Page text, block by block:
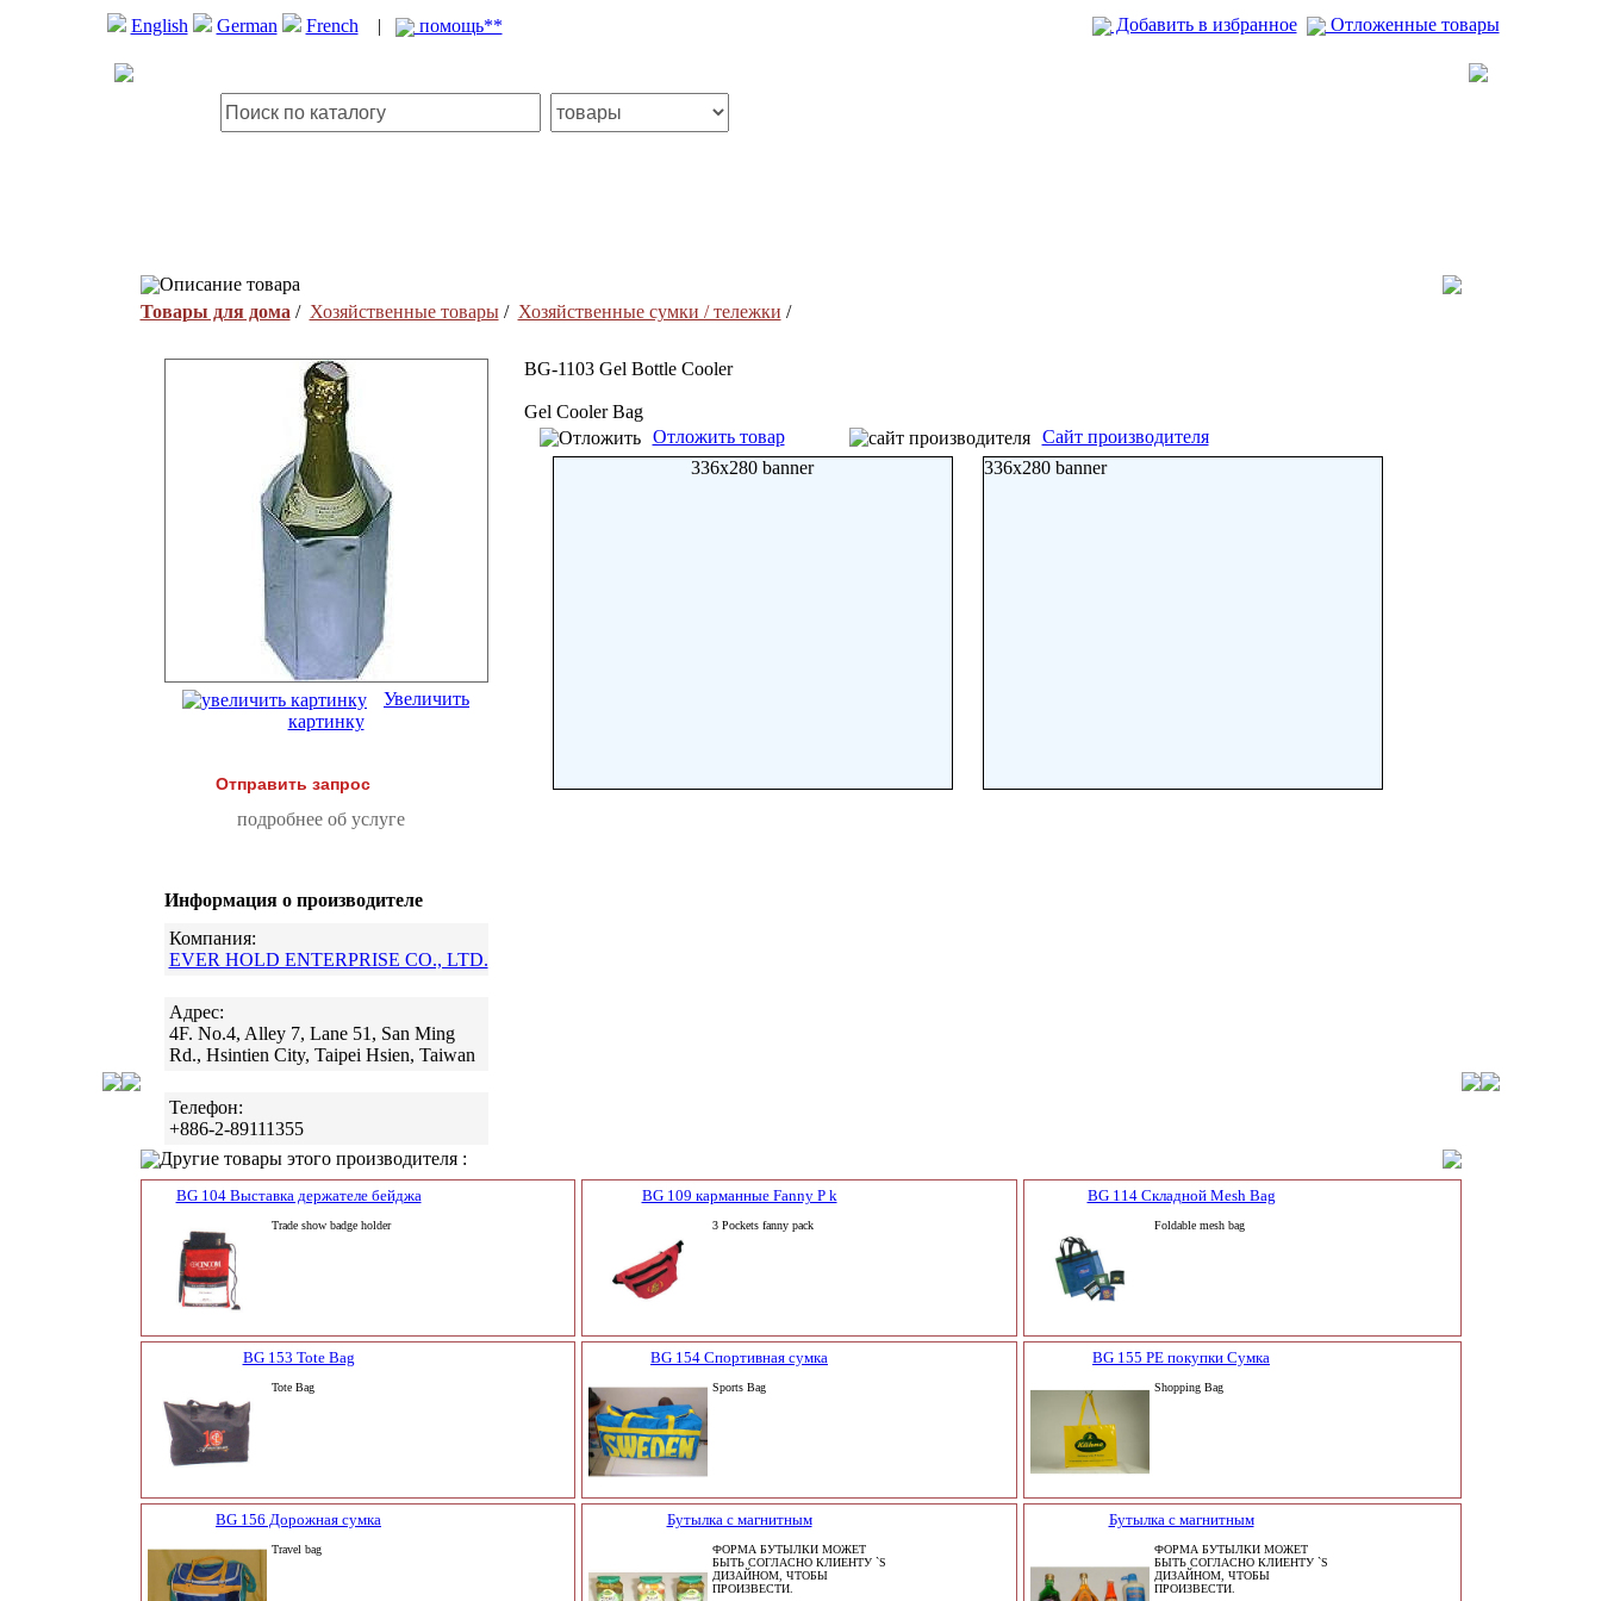
English German French | помощь** Добавить в избранное Отложенные товары
Описание товара
Товары для дома / Хозяйственные товары/ Хозяйственные сумки / тележки /
Увеличить
картинку
Отправить запрос
подробнее об услуге
Информация о производителе
Компания:
EVER HOLD ENTERPRISE CO., LTD.
Адрес:
4F. No.4, Alley 7, Lane 51, San Ming
Rd., Hsintien City, Taipei Hsien, Taiwan
Телефон:
+886-2-89111355
BG-1103 Gel Bottle Cooler
Gel Cooler Bag
Отложить товар
Сайт производителя
336x280 banner
336x280 banner
Другие товары этого производителя :
BG 104 Выставка держателе бейджа
Trade show badge holder
BG 109 карманные Fanny P k
3 Pockets fanny pack
BG 114 Складной Mesh Bag
Foldable mesh bag
BG 153 Tote Bag
Tote Bag
BG 154 Спортивная сумка
Sports Bag
BG 155 PE покупки Сумка
Shopping Bag
BG 156 Дорожная сумка
Travel bag
Бутылка с магнитным
ФОРМА БУТЫЛКИ МОЖЕТ
БЫТЬ СОГЛАСНО КЛИЕНТУ `S
ДИЗАЙНОМ, ЧТОБЫ
ПРОИЗВЕСТИ.
Бутылка с магнитным
ФОРМА БУТЫЛКИ МОЖЕТ
БЫТЬ СОГЛАСНО КЛИЕНТУ `S
ДИЗАЙНОМ, ЧТОБЫ
ПРОИЗВЕСТИ.